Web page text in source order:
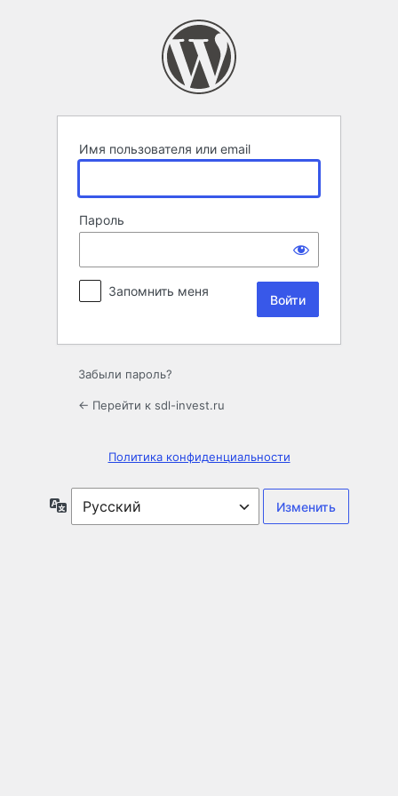
Имя пользователя или email
Пароль
Запомнить меня
Забыли пароль?
← Перейти к sdl-invest.ru
Политика конфиденциальности
Язык